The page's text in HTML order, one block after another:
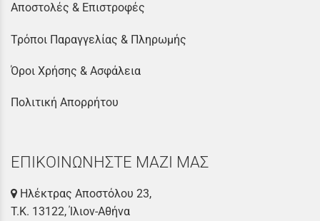
Αποστολές & Επιστροφές
Τρόποι Παραγγελίας & Πληρωμής
Όροι Χρήσης & Ασφάλεια
Πολιτική Απορρήτου
ΕΠΙΚΟΙΝΩΝΗΣΤΕ ΜΑΖΙ ΜΑΣ
Ηλέκτρας Αποστόλου 23,
Τ.Κ. 13122, Ίλιον-Αθήνα